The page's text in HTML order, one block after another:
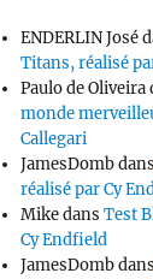
ENDERLIN José
Titans, réalisé
Paulo de Oliveira
monde
Callegari
JamesDomb
réalisé par Cy
MikedansTest
Cy Endfield
JamesDomb